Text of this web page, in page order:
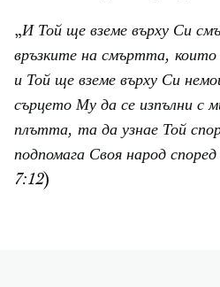
„И Той ще вземе върху Си
връзките на смъртта,
и Той ще вземе върху Си
сърцето Му да се изпълни с
плътта, та да узнае Той
подпомага Своя народ
7:12)